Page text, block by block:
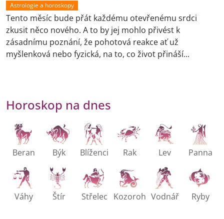
Astrologie a horoskopy
Tento měsíc bude přát každému otevřenému srdci
zkusit něco nového. A to by jej mohlo přivést k
zásadnímu poznání, že pohotová reakce ať už
myšlenková nebo fyzická, na to, co život přináší...
Horoskop na dnes
Beran Býk Blíženci Rak Lev Panna
Váhy Štír Střelec Kozoroh Vodnář Ryby